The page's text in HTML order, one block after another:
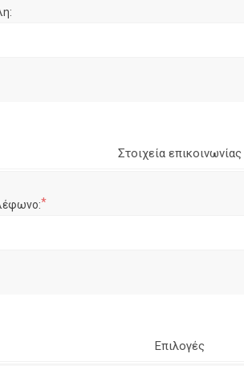
Στοιχεία επικοινωνίας
*
Επιλογές